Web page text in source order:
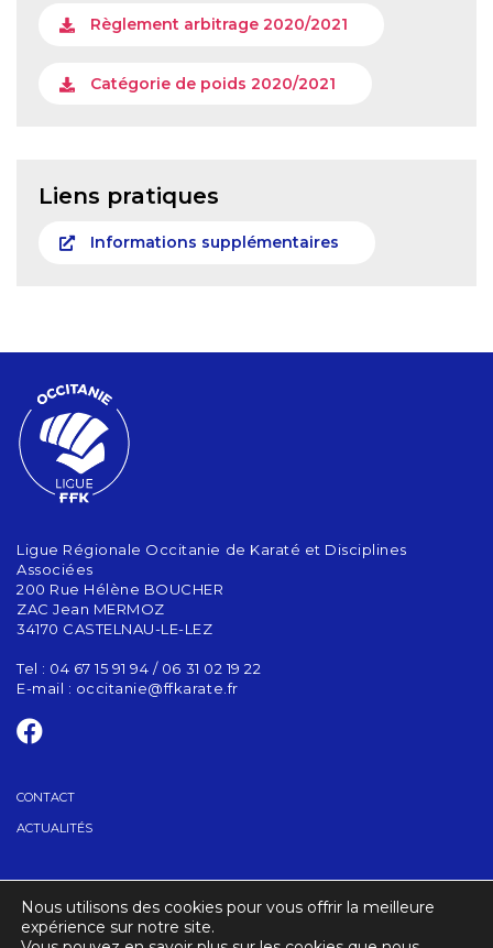
Règlement arbitrage 2020/2021
Catégorie de poids 2020/2021
Liens pratiques
Informations supplémentaires
Ligue Régionale Occitanie de Karaté et Disciplines
Associées
200 Rue Hélène BOUCHER
ZAC Jean MERMOZ
34170 CASTELNAU-LE-LEZ
Tel : 04 67 15 91 94 / 06 31 02 19 22
E-mail : occitanie@ffkarate.fr
CONTACT
ACTUALITÉS
DOCUMENTS UTILES
Nous utilisons des cookies pour vous offrir la meilleure
expérience sur notre site.